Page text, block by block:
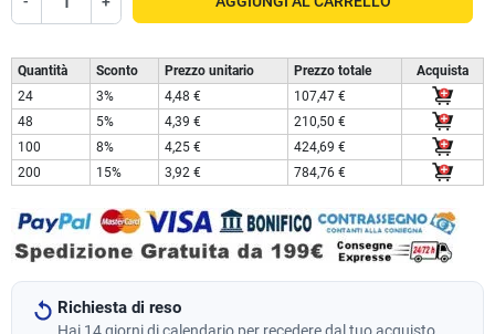
Quantità Sconto Prezzo unitario Prezzo totale
Acquista
24
3% 4,48 €
107,47 €
48
5% 4,39 €
210,50 €
100
8% 4,25 €
424,69 €
200
15% 3,92 € 784,76 €
Richiesta di reso